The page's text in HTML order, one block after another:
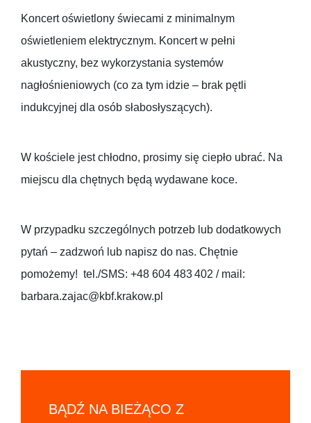
Koncert oświetlony świecami z minimalnym
oświetleniem elektrycznym. Koncert w pełni
akustyczny, bez wykorzystania systemów
nagłośnieniowych (co za tym idzie – brak pętli
indukcyjnej dla osób słabosłyszących).
W kościele jest chłodno, prosimy się ciepło ubrać. Na
miejscu dla chętnych będą wydawane koce.
W przypadku szczególnych potrzeb lub dodatkowych
pytań – zadzwoń lub napisz do nas. Chętnie
pomożemy! tel./SMS: +48 604 483 402 / mail:
barbara.zajac@kbf.krakow.pl
BĄDŹ NA BIEŻĄCO Z